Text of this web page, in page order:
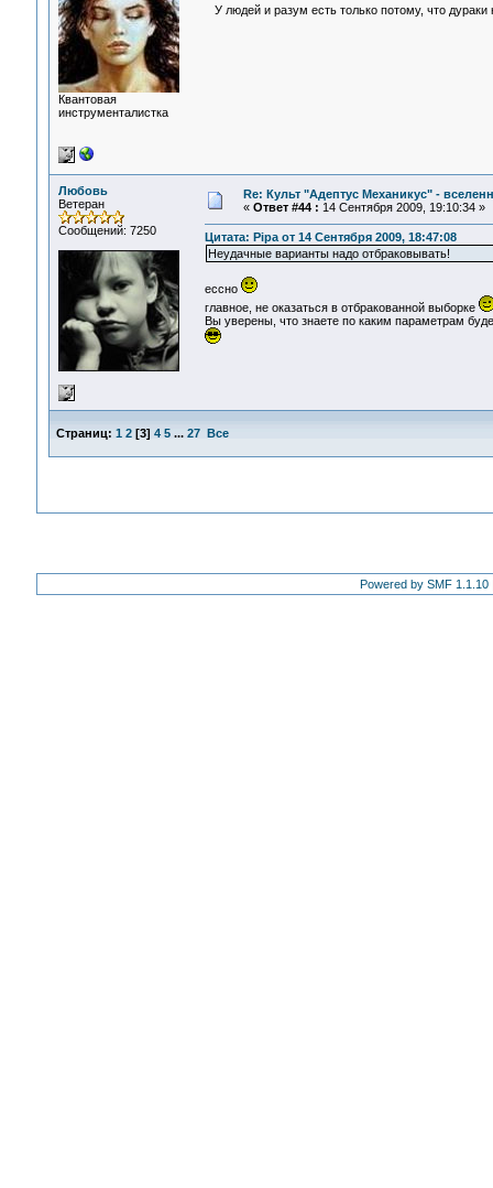
Квантовая
инструменталистка
У людей и разум есть только потому, что
Любовь
Ветеран
Сообщений: 7250
Re: Культ "Адептус Механикус" -
« Ответ #44 : 14 Сентября 2009, 19:10:34 »
Цитата: Pipa от 14 Сентября 2009, 18:47:08
Неудачные варианты надо отбраковывать!
ессно
главное, не оказаться в отбракованной выборке
Вы уверены, что знаете по каким параметрам
Страниц: 1 2[3] 4 5 ... 27 Все
Powered by SMF 1.1.10